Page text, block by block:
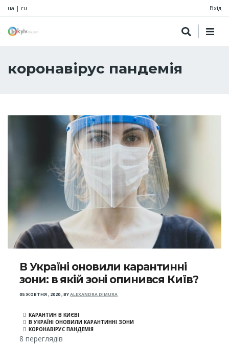
ua | ru Вхід
коронавірус пандемія
В Україні оновили карантинні
зони: в якій зоні опинився Київ?
05 ЖОВТНЯ , 2020,BYALEXANDRA DIMURA
КАРАНТИН В КИЄВІ
В УКРАЇНІ ОНОВИЛИ КАРАНТИННІ ЗОНИ
КОРОНАВІРУС ПАНДЕМІЯ
8 переглядів